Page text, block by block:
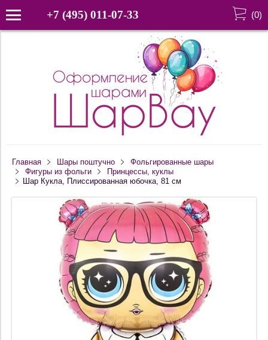
+7 (495) 011-07-33 (0)
Главная Шары поштучно
Фольгированные шары
Фигуры из фольги
Принцессы, куклы
Шар Кукла, Плиссированная юбочка, 81 см